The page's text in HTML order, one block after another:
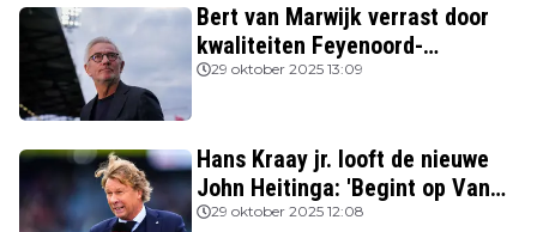
Bert van Marwijk verrast door
kwaliteiten Feyenoord-
aanvoerder: 'Niemand zag
29 oktober 2025 13:09
Hans Kraay jr. looft de nieuwe
John Heitinga: 'Begint op Van
Gaal te lijken'
29 oktober 2025 12:08